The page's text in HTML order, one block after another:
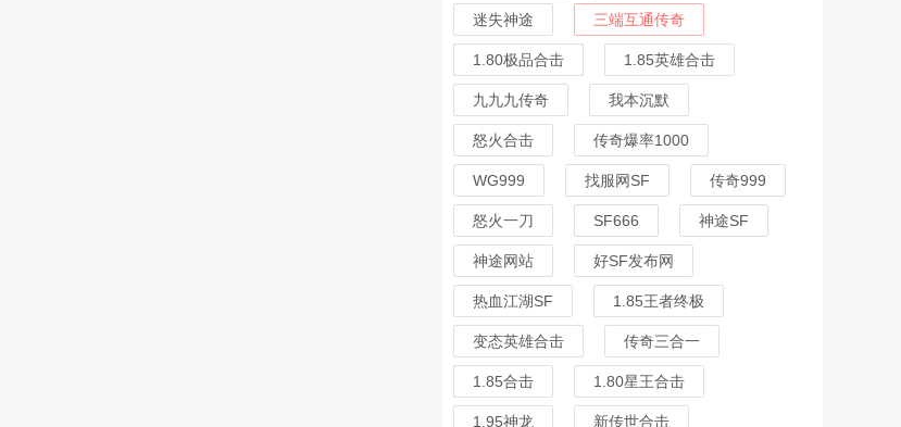
迷失神途 三端互通传奇
1.80极品合击 1.85英雄合击
九九九传奇 我本沉默
怒火合击 传奇爆率1000
WG999 找服网SF 传奇999
怒火一刀 SF666 神途SF
神途网站 好SF发布网
热血江湖SF 1.85王者终极
变态英雄合击 传奇三合一
1.85合击 1.80星王合击
1.95神龙 新传世合击